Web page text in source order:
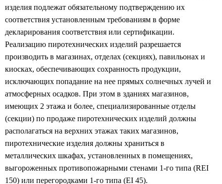
изделия подлежат обязательному подтверждению их
соответствия установленным требованиям в форме
декларирования соответствия или сертификации.
Реализацию пиротехнических изделий разрешается
производить в магазинах, отделах (секциях), павильонах и
киосках, обеспечивающих сохранность продукции,
исключающих попадание на нее прямых солнечных лучей и
атмосферных осадков. При этом в зданиях магазинов,
имеющих 2 этажа и более, специализированные отделы
(секции) по продаже пиротехнических изделий должны
располагаться на верхних этажах таких магазинов,
пиротехнические изделия должны храниться в
металлических шкафах, установленных в помещениях,
выгороженных противопожарными стенами 1-го типа (REI
150) или перегородками 1-го типа (EI 45).